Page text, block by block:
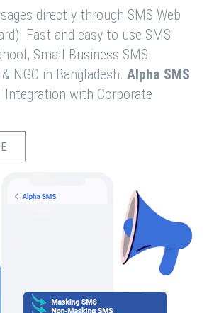
directly through SMS Web
Fast and easy to use SMS
Small Business SMS
NGO in Bangladesh. Alpha SMS
Integration with Corporate